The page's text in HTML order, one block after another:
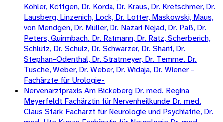
Köhler, Köttgen, Dr. Korda, Dr. Kraus, Dr. Kretschmer, Dr.
Lausberg, Linzenich, Lock, Dr. Lotter, Maskowski, Maus,
von Mendgen, Dr. Müller, Dr. Nazari Nejad, Dr. Paß, Dr.
Peters, Quirmbach. Dr. Ratmann, Dr. Ratz, Scherberich,
Schlütz, Dr. Schulz, Dr. Schwarzer, Dr. Sharif, Dr.
Stephan-Odenthal, Dr. Stratmeyer, Dr. Temme. Dr.
Tusche, Weber, Dr. Weber, Dr. Widaja, Dr. Wiener -
Fachärzte für Urologie-
Nervenarztpraxis Am Bickeberg Dr. med. Regina
Meyerfeldt Fachärztin für Nervenheilkunde Dr. med.
Claus Stärk Facharzt für Neurologie und Psychiatrie, Dr.